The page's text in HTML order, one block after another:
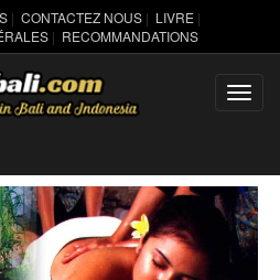
| CONTACTEZ NOUS | LIVRE |
| RECOMMANDATIONS